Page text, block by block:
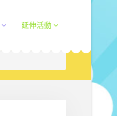
延伸活動